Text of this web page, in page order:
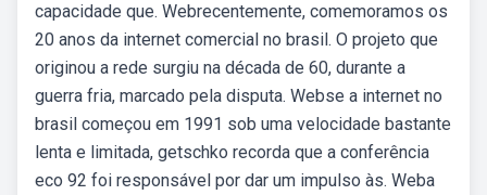
capacidade que. Webrecentemente, comemoramos os
20 anos da internet comercial no brasil. O projeto que
originou a rede surgiu na década de 60, durante a
guerra fria, marcado pela disputa. Webse a internet no
brasil começou em 1991 sob uma velocidade bastante
lenta e limitada, getschko recorda que a conferência
eco 92 foi responsável por dar um impulso às. Weba